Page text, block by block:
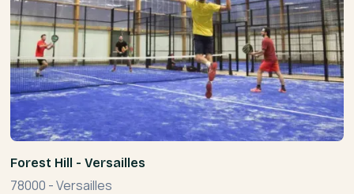
Forest Hill - Versailles
78000 -Versailles